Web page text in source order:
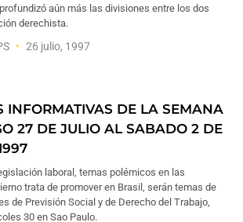
aún más las divisiones entre los dos
derechista.
26 julio, 1997
INFORMATIVAS DE LA SEMANA
27 DE JULIO AL SABADO 2 DE
laboral, temas polémicos en las
trata de promover en Brasil, serán temas de
de Previsión Social y de Derecho del Trabajo,
30 en Sao Paulo.